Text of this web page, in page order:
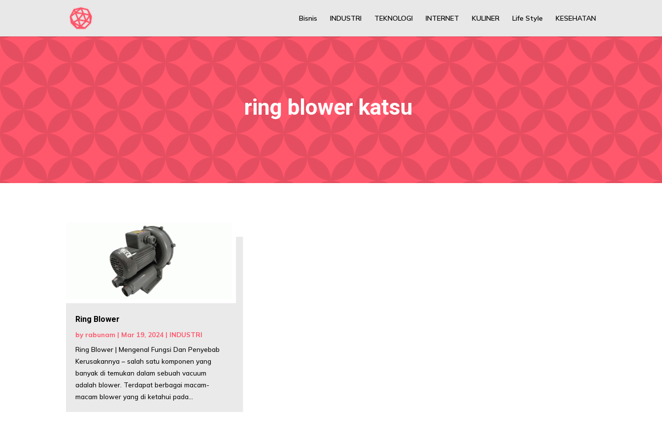
Bisnis INDUSTRI TEKNOLOGI INTERNET KULINER Life Style KESEHATAN
ring blower katsu
Ring Blower
by rabunam | Mar 19, 2024 | INDUSTRI
Ring Blower | Mengenal Fungsi Dan Penyebab
Kerusakannya – salah satu komponen yang
banyak di temukan dalam sebuah vacuum
adalah blower. Terdapat berbagai macam-
macam blower yang di ketahui pada...